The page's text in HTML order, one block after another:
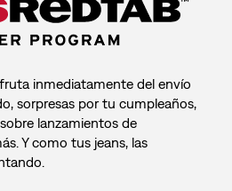
inmediatamente del envío
sorpresas por tu cumpleaños,
lanzamientos de
Y como tus jeans, las